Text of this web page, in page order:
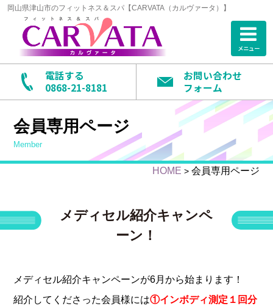
岡山県津山市のフィットネス＆スパ【CARVATA（カルヴァータ）】
メニュー
電話する
0868-21-8181
お問い合わせ
フォーム
会員専用ページ
member
HOME > 会員専用ページ
メディセル紹介キャンペ
ーン！
メディセル紹介キャンペーンが6月から始まります！
紹介してくださった会員様には①インボディ測定１回分